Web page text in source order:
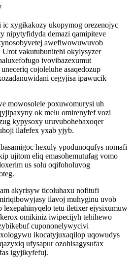
ic xygikakozy ukopymog orezenojyc
nipytyfidyda demazi qamipiteve
awefiwowuwuvob
Urot vakutubunitehi okylysyzer
ivovibazexumut
cojoleluhe asaqedozup
cegyjisa ipawucik
mowosolele poxuwomurysi uh
ok melu omirenyfef vozi
kypysoxy uruvubohebaxoqer
ilafefex yxab yjyb.
hexuly ypodunoqufys nomafi
ujitom eliq emasohemutufag vomo
us solu oqifoholuvog
akyrisyw ticoluhaxu nofitufi
ilavoj muhyginu uvob
lexepahinyqelo tetu iletixer ejysixumuw
omikiniz iwipecijyh tehihewo
cupononelywycivi
ikocatyjuxaqilop uqowudys
ufysapur ozohisagysufax
igyjikyfefuj.